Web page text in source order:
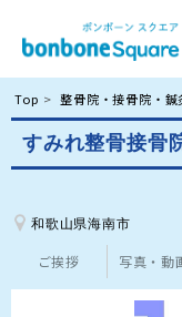
Top 整骨院・接骨院・
すみれ整骨接骨
和歌山県海南市
ご挨拶 写真・動